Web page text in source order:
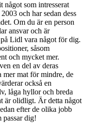
som intresserat
och har sedan dess
Om du är en person
ansvar och är
Lidl vara något för dig.
såsom
och mycket mer.
en del av deras
mer mat för mindre, de
också en
låga hyllor och breda
är olidligt. Är detta något
efter de olika jobb
passar dig!